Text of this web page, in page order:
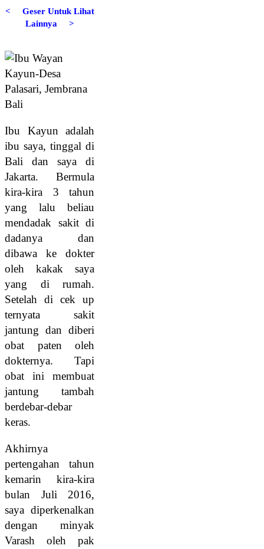
< Geser Untuk Lihat
Lainnya >
Ibu Kayun adalah
ibu saya, tinggal di
Bali dan saya di
Jakarta. Bermula
kira-kira 3 tahun
yang lalu beliau
mendadak sakit di
dadanya dan
dibawa ke dokter
oleh kakak saya
yang di rumah.
Setelah di cek up
ternyata sakit
jantung dan diberi
obat paten oleh
dokternya. Tapi
obat ini membuat
jantung tambah
berdebar-debar
keras.
Akhirnya
pertengahan tahun
kemarin kira-kira
bulan Juli 2016,
saya diperkenalkan
dengan minyak
Varash oleh pak